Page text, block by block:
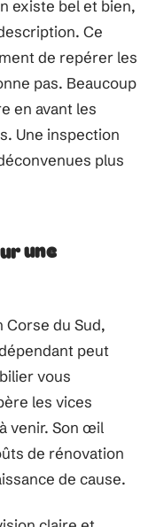
existe bel et bien,
Ce
de repérer les
pas. Beaucoup
en avant les
Une inspection
plus
une
du Sud,
peut
vous
les vices
venir. Son œil
de rénovation
de cause.